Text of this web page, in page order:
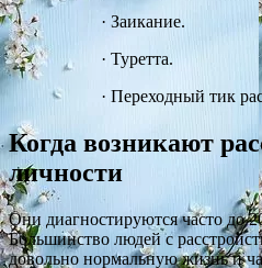
· Заикание.
· Туретта.
· Переходный тик
Когда возникают
личности
Они диагностируются часто до
Большинство людей с
довольно нормальную жизнь и